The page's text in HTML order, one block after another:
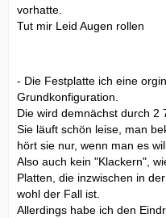
vorhatte.
Tut mir Leid Augen rollen
- Die Festplatte ich eine
Grundkonfiguration.
Die wird demnächst durch 2
Sie läuft schön leise, man
hört sie nur, wenn man es
Also auch kein "Klackern",
Platten, die inzwischen in
wohl der Fall ist.
Allerdings habe ich den